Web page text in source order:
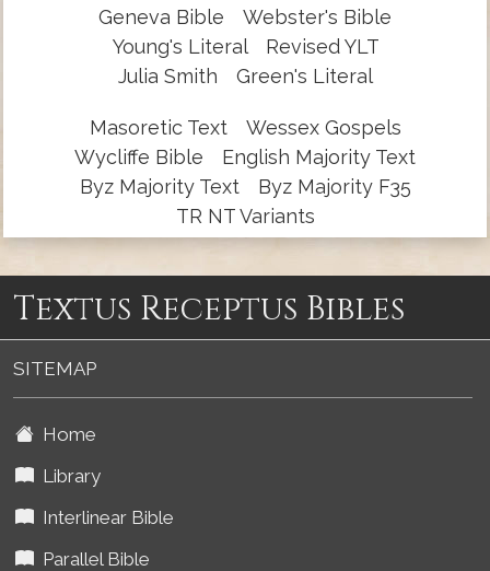
Geneva Bible
Webster's Bible
Young's Literal
Revised YLT
Julia Smith
Green's Literal
Masoretic Text
Wessex Gospels
Wycliffe Bible
English Majority Text
Byz Majority Text
Byz Majority F35
TR NT Variants
Textus Receptus Bibles
SITEMAP
Home
Library
Interlinear Bible
Parallel Bible